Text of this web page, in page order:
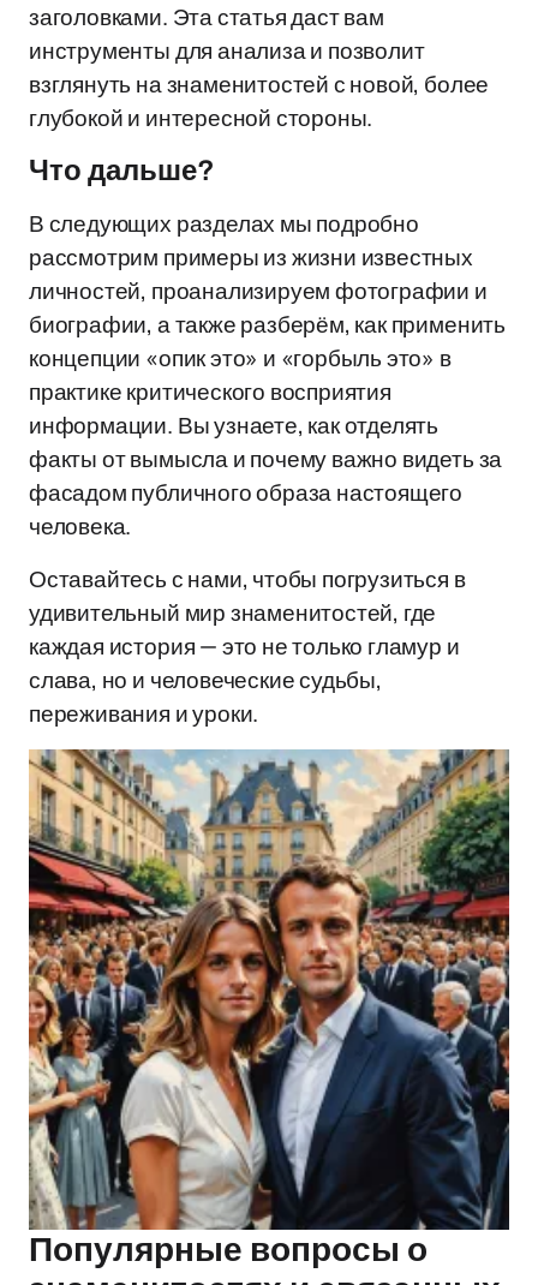
заголовками. Эта статья даст вам
инструменты для анализа и позволит
взглянуть на знаменитостей с новой, более
глубокой и интересной стороны.
Что дальше?
В следующих разделах мы подробно
рассмотрим примеры из жизни известных
личностей, проанализируем фотографии и
биографии, а также разберём, как применить
концепции «опик это» и «горбыль это» в
практике критического восприятия
информации. Вы узнаете, как отделять
факты от вымысла и почему важно видеть за
фасадом публичного образа настоящего
человека.
Оставайтесь с нами, чтобы погрузиться в
удивительный мир знаменитостей, где
каждая история — это не только гламур и
слава, но и человеческие судьбы,
переживания и уроки.
Популярные вопросы о